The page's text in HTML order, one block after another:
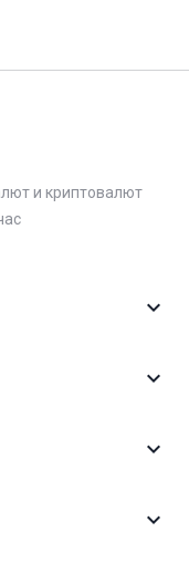
и криптовалют